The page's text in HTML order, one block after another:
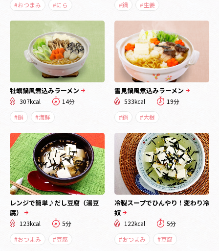
#おつまみ
#にら
#鍋
#生姜
牡蠣鍋風煮込みラーメン
307kcal
14分
#鍋
#海鮮
雪見鍋風煮込みラーメン
533kcal
19分
#鍋
#大根
レンジで簡単♪だし豆腐（湯豆
腐）
123kcal
5分
#おつまみ
#豆腐
冷製スープでひんやり！変わり冷
奴
122kcal
5分
#おつまみ
#豆腐